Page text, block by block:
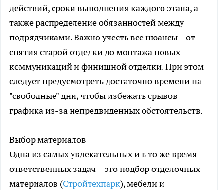
действий, сроки выполнения каждого этапа, а
также распределение обязанностей между
подрядчиками. Важно учесть все нюансы – от
снятия старой отделки до монтажа новых
коммуникаций и финишной отделки. При этом
следует предусмотреть достаточно времени на
"свободные" дни, чтобы избежать срывов
графика из-за непредвиденных обстоятельств.
Выбор материалов
Одна из самых увлекательных и в то же время
ответственных задач – это подбор отделочных
материалов (Стройтехпарк), мебели и